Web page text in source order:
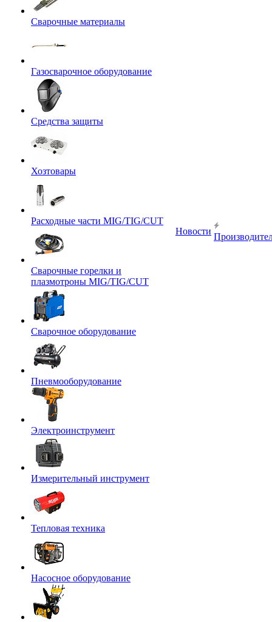
Сварочные материалы
Газосварочное оборудование
Средства защиты
Хозтовары
Расходные части MIG/TIG/CUT
Сварочные горелки и
плазмотроны MIG/TIG/CUT
Сварочное оборудование
Пневмооборудование
Электроинструмент
Измерительный инструмент
Тепловая техника
Насосное оборудование
Новости